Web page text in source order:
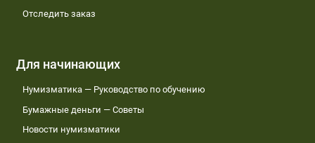
Отследить заказ
Для начинающих
Нумизматика — Руководство по обучению
Бумажные деньги — Советы
Новости нумизматики